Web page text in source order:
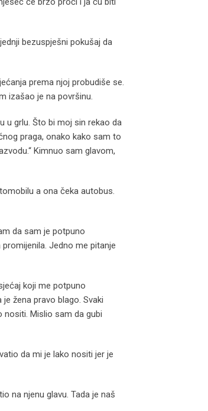
bezuspješni pokušaj da
prema njoj probudiše se.
izašao je na površinu.
u grlu. Što bi moj sin rekao da
praga, onako kako sam to
Kimnuo sam glavom,
a ona čeka autobus.
da sam je potpuno
Jedno me pitanje
koji me potpuno
žena pravo blago. Svaki
nositi. Mislio sam da gubi
da mi je lako nositi jer je
na njenu glavu. Tada je naš